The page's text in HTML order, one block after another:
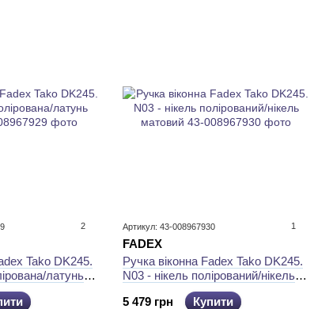
2
Tako DK245.
латунь
Артикул: 43-008967930 1
FADEX
Ручка віконна Fadex Tako DK245.
N03 - нікель полірований/нікель
5 479 грн
Купити